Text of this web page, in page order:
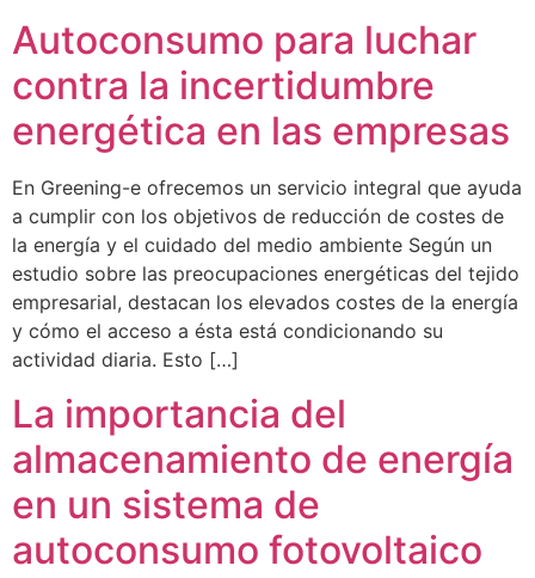
Autoconsumo para luchar
contra la incertidumbre
energética en las empresas
En Greening-e ofrecemos un servicio integral que ayuda
a cumplir con los objetivos de reducción de costes de
la energía y el cuidado del medio ambiente Según un
estudio sobre las preocupaciones energéticas del tejido
empresarial, destacan los elevados costes de la energía
y cómo el acceso a ésta está condicionando su
actividad diaria. Esto […]
La importancia del
almacenamiento de energía
en un sistema de
autoconsumo fotovoltaico